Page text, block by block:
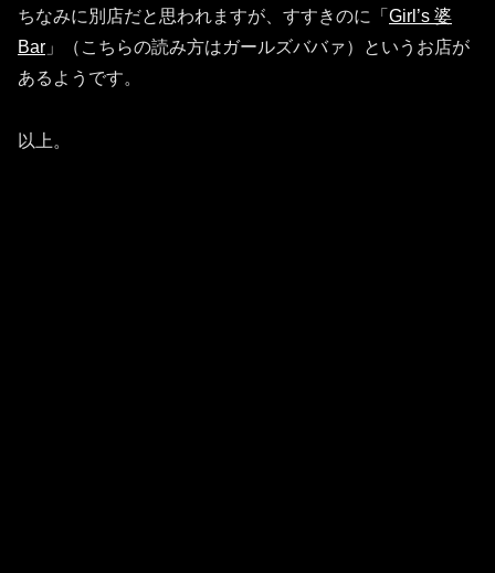
ちなみに別店だと思われますが、すすきのに「 Girl’s 婆
Bar 」（こちらの読み方はガールズババァ）というお店が
あるようです。
以上。